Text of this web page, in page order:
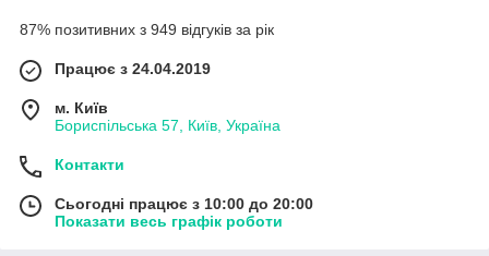
87% позитивних з 949 відгуків за рік
Працює з 24.04.2019
м. Київ
Бориспільська 57, Київ, Україна
Контакти
Сьогодні працює з 10:00 до 20:00
Показати весь графік роботи